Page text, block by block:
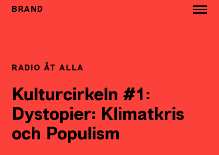
BRAND
RADIO ÅT ALLA
Kulturcirkeln #1:
Dystopier: Klimatkris
och Populism